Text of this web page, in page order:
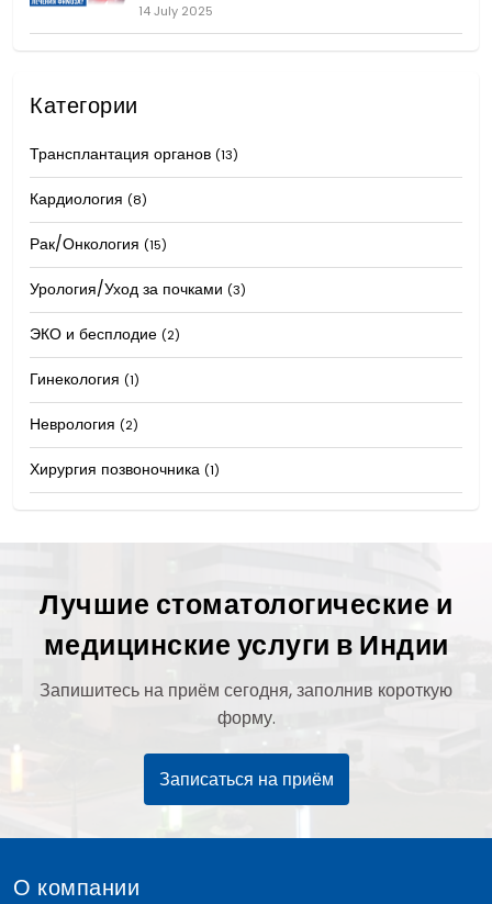
14 July 2025
Категории
Трансплантация органов (13)
Кардиология (8)
Рак/Онкология (15)
Урология/Уход за почками (3)
ЭКО и бесплодие (2)
Гинекология (1)
Неврология (2)
Хирургия позвоночника (1)
Лучшие стоматологические и
медицинские услуги в Индии
Запишитесь на приём сегодня, заполнив короткую
форму.
Записаться на приём
О компании